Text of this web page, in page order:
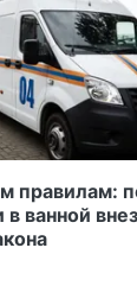
правилам:
в ванной